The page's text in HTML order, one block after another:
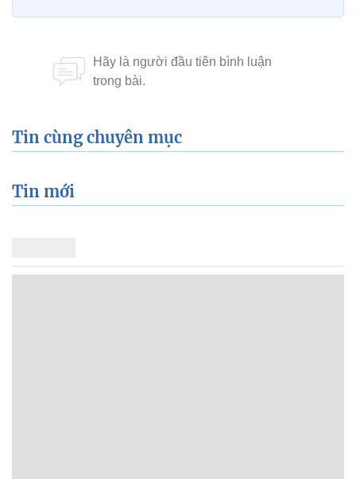
Tin cùng chuyên mục
Tin mới